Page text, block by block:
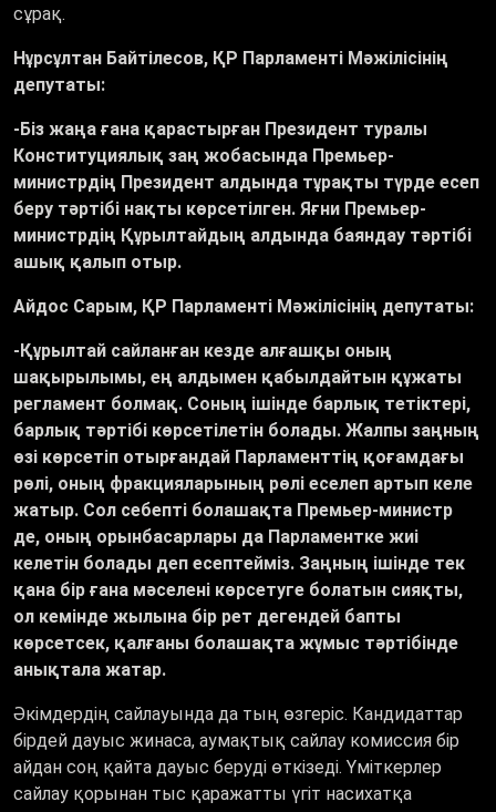
сұрақ.
Нұрсұлтан Байтілесов, ҚР Парламенті Мәжілісінің
депутаты:
-Біз жаңа ғана қарастырған Президент туралы
Конституциялық заң жобасында Премьер-
министрдің Президент алдында тұрақты түрде есеп
беру тәртібі нақты көрсетілген. Яғни Премьер-
министрдің Құрылтайдың алдында баяндау тәртібі
ашық қалып отыр.
Айдос Сарым, ҚР Парламенті Мәжілісінің депутаты:
-Құрылтай сайланған кезде алғашқы оның
шақырылымы, ең алдымен қабылдайтын құжаты
регламент болмақ. Соның ішінде барлық тетіктері,
барлық тәртібі көрсетілетін болады. Жалпы заңның
өзі көрсетіп отырғандай Парламенттің қоғамдағы
рөлі, оның фракцияларының рөлі еселеп артып келе
жатыр. Сол себепті болашақта Премьер-министр
де, оның орынбасарлары да Парламентке жиі
келетін болады деп есептейміз. Заңның ішінде тек
қана бір ғана мәселені көрсетуге болатын сияқты,
ол кемінде жылына бір рет дегендей бапты
көрсетсек, қалғаны болашақта жұмыс тәртібінде
анықтала жатар.
Әкімдердің сайлауында да тың өзгеріс. Кандидаттар
бірдей дауыс жинаса, аумақтық сайлау комиссия бір
айдан соң қайта дауыс беруді өткізеді. Үміткерлер
сайлау қорынан тыс қаражатты үгіт насихатқа